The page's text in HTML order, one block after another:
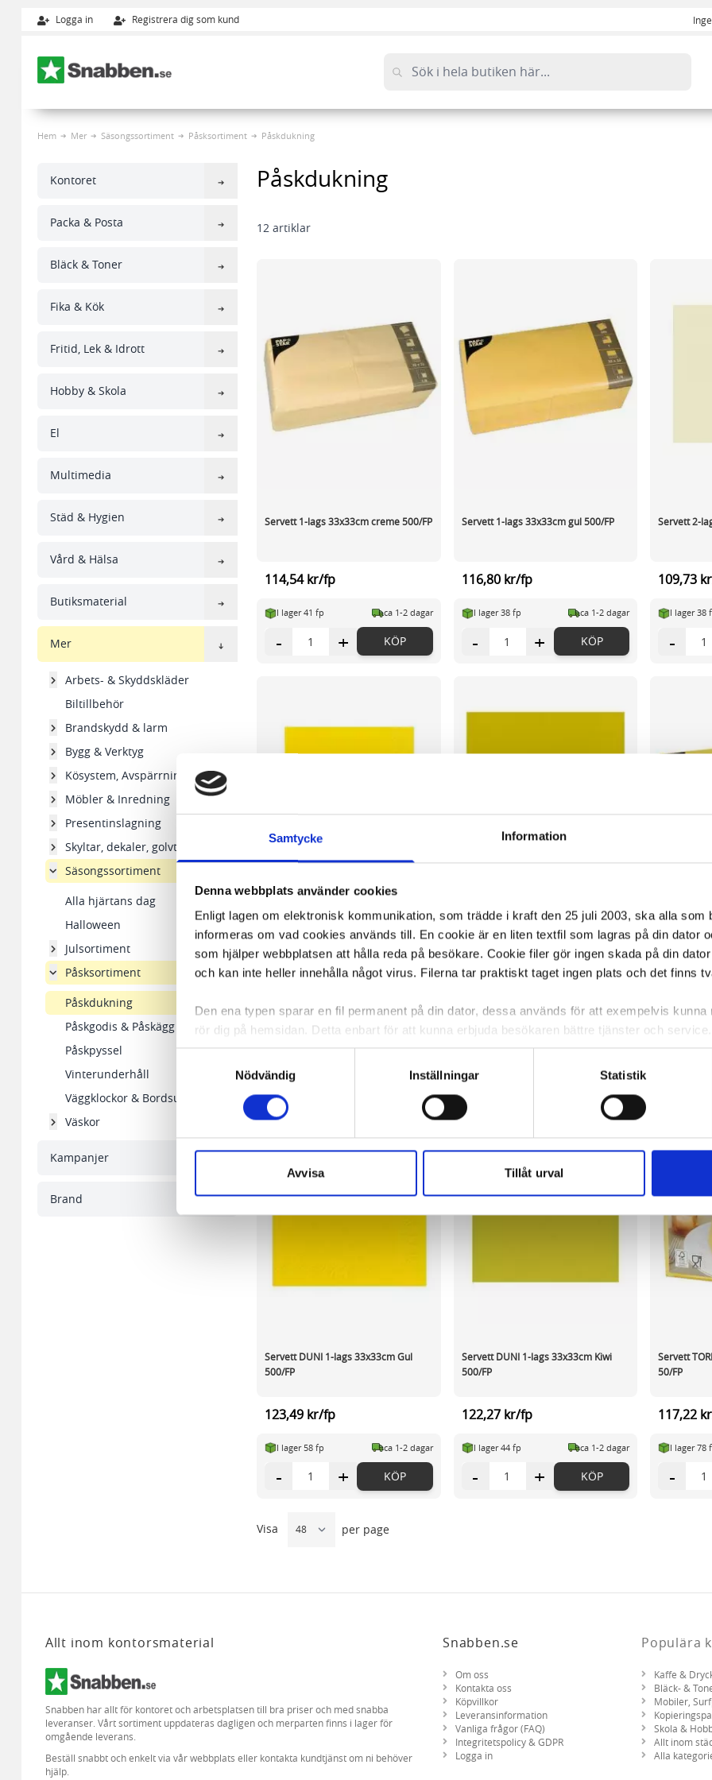
Samtycke Information
Denna webbplats använder cookies
Enligt lagen om elektronisk kommunikation, som trädde i kraft den 25 juli 2003, ska alla som
informeras om vad cookies används till. En cookie är en liten textfil som lagras på din dator
som hjälper webbplatsen att hålla reda på besökare. Cookie filer gör ingen skada på din
och kan inte heller innehålla något virus. Filerna tar praktiskt taget ingen plats och det finns
Den ena typen sparar en fil permanent på din dator, dessa används för att exempelvis
rör dig på hemsidan. Detta enbart för att kunna erbjuda besökaren bättre tjänster och
de flesta webbläsare har funktioner för detta. Informationen som sparas på din dator är
någon koppling till personlig information, alltså helt anonymt.
Den andra typen av cookies som vanligtvis används är session cookies. Under tiden du är
sociala medier och analysera vår trafik. Vi vidarebefordrar även sådana identifierare och
till de sociala medier och annons- och analysföretag som vi samarbetar med. Dessa kan i
med annan information som du har tillhandahållit eller som de har samlat in när du har
Nödvändig
Inställningar Statistik
Avvisa Tillåt urval
Logga in Registrera dig som kund
Hem Mer Säsongssortiment Påsksortiment Påskdukning
Kontoret
Packa & Posta
Bläck & Toner
Fika & Kök
Fritid, Lek & Idrott
Hobby & Skola
El
Multimedia
Städ & Hygien
Vård & Hälsa
Butiksmaterial
Mer
Arbets- & Skyddskläder
Biltillbehör
Brandskydd & larm
Bygg & Verktyg
Kösystem, Avspärrningsstolpar
Möbler & Inredning
Presentinslagning
Skyltar, dekaler, golvtejp
Säsongssortiment
Alla hjärtans dag
Halloween
Julsortiment
Påsksortiment
Påskdukning
Påskgodis & Påskägg
Påskpyssel
Vinterunderhåll
Väggklockor & Bordsur
Väskor
Kampanjer
Brand
Påskdukning
12 artiklar
Servett 1-lags 33x33cm creme 500/FP
114,54 kr/fp
I lager 41 fp ca 1-2 dagar
- + KÖP
Servett 1-lags 33x33cm gul 500/FP
116,80 kr/fp
I lager 38 fp ca 1-2 dagar
- + KÖP
Servett 2-
109,73
I lager 38
-
Servett 3-lags 24x24cm gul 250/FP
I lager 66 fp ca 1-2 dagar
Servett 3-lags 24x24cm kiwi 250/FP
I lager 61 fp ca 1-2 dagar
Servett 3-
I lager 48 fp
Servett DUNI 1-lags 33x33cm Gul
500/FP
123,49 kr/fp
I lager 58 fp ca 1-2 dagar
- + KÖP
Servett DUNI 1-lags 33x33cm Kiwi
500/FP
122,27 kr/fp
I lager 44 fp ca 1-2 dagar
- + KÖP
Servett
50/FP
117,22
I lager 78
-
Visa per page
Allt inom kontorsmaterial
Snabben har allt för kontoret och arbetsplatsen till bra priser och med snabba
leveranser. Vårt sortiment uppdateras dagligen och merparten finns i lager för
omgående leverans.
Beställ snabbt och enkelt via vår webbplats eller kontakta kundtjänst om ni behöver
hjälp.
Snabben.se
Om oss
Kontakta oss
Köpvillkor
Leveransinformation
Vanliga frågor (FAQ)
Integritetspolicy & GDPR
Logga in
Populära
Kaffe &
Bläck- &
Mobiler,
Skola &
Allt inom
Alla